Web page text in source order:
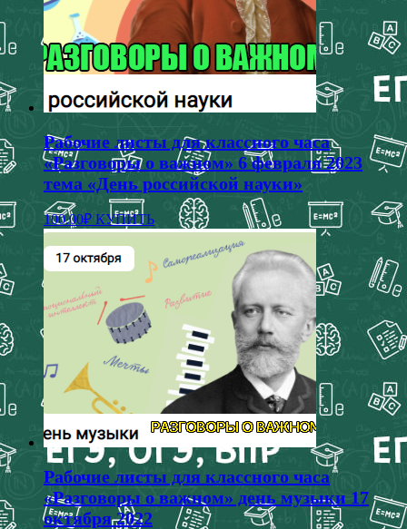
Рабочие листы для классного часа
«Разговоры о важном» 6 февраля 2023
тема «День российской науки»
100.00₽ КУПИТЬ
Рабочие листы для классного часа
«Разговоры о важном» день музыки 17
октября 2022